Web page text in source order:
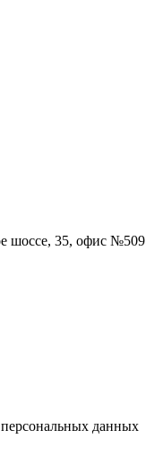
шоссе, 35, офис №509
персональных данных